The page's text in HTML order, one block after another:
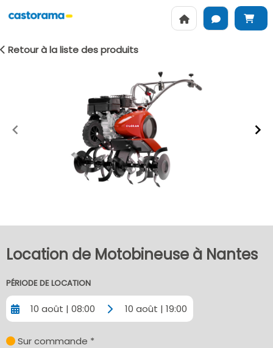
Retour à la liste des produits
Location de Motobineuse à Nantes
PÉRIODE DE LOCATION
10 août | 08:00 10 août | 19:00
Sur commande *